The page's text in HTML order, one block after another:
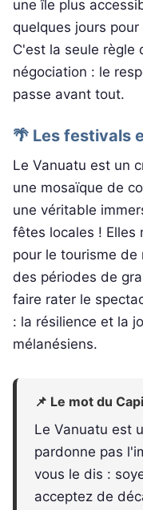
une île plus
quelques jours
C'est la seule règle
négociation : le
passe avant tout.
🌴 Les festivals
Le Vanuatu est un
une mosaïque de
une véritable
fêtes locales ! Elles
pour le tourisme de
des périodes de
faire rater le
: la résilience et la
mélanésiens.
📌 Le mot du
Le Vanuatu est
pardonne pas
vous le dis :
acceptez de